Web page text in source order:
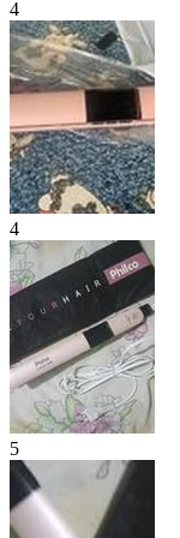
4
4
5